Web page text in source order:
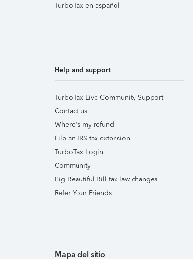
TurboTax en español
Help and support
TurboTax Live Community Support
Contact us
Where's my refund
File an IRS tax extension
TurboTax Login
Community
Big Beautiful Bill tax law changes
Refer Your Friends
Mapa del sitio